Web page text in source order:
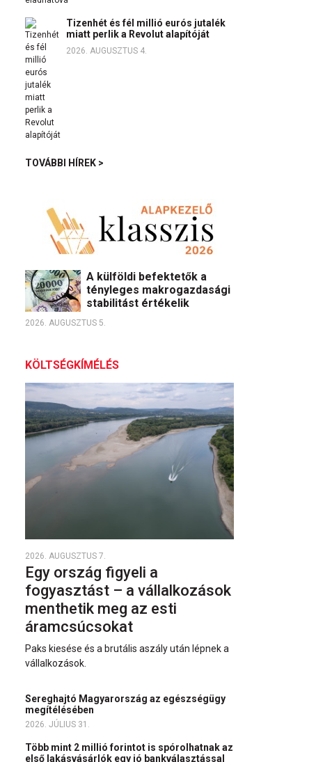
Tizenhét és fél millió eurós jutalék
miatt perlik a Revolut alapítóját
2026. AUGUSZTUS 4.
TOVÁBBI HÍREK >
A külföldi befektetők a
tényleges makrogazdasági
stabilitást értékelik
2026. AUGUSZTUS 5.
KÖLTSÉGKÍMÉLÉS
2026. AUGUSZTUS 7.
Egy ország figyeli a
fogyasztást – a vállalkozások
menthetik meg az esti
áramcsúcsokat
Paks kiesése és a brutális aszály után lépnek a
vállalkozások.
Sereghajtó Magyarország az egészségügy
megítélésében
2026. JÚLIUS 31.
Több mint 2 millió forintot is spórolhatnak az
első lakásvásárlók egy jó bankválasztással